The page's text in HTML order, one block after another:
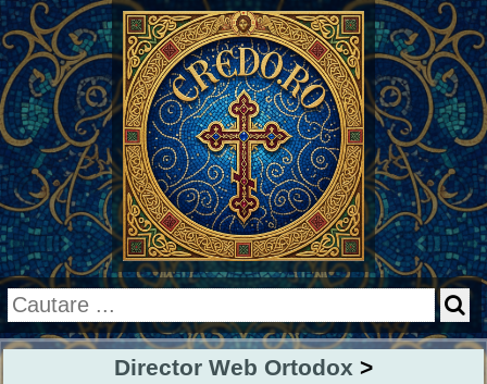
Director Web Ortodox >